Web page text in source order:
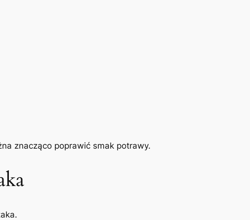
znacząco poprawić smak potrawy.